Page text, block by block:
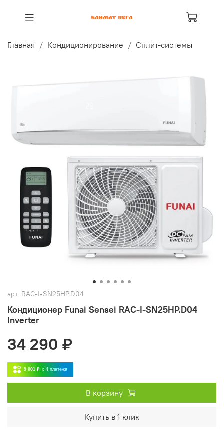
Главная Кондиционирование Сплит-системы
арт. RAC-I-SN25HP.D04
Кондиционер Funai Sensei RAC-I-SN25HP.D04
Inverter
34 290 ₽
9 001 ₽ x 4 платежа
В корзину
Купить в 1 клик